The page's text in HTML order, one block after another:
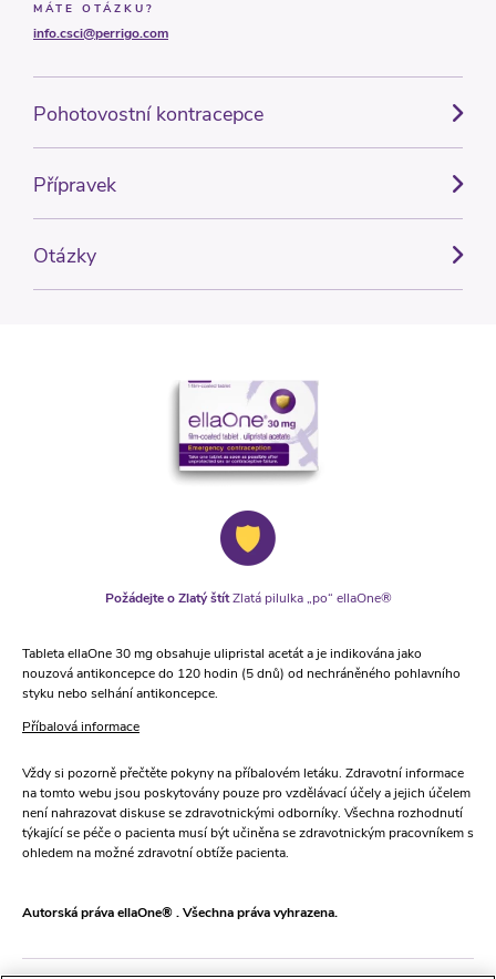
MÁTE OTÁZKU?
info.csci@perrigo.com
Pohotovostní kontracepce
Přípravek
Otázky
Požádejte o Zlatý štítZlatá pilulka „po“ ellaOne®
Tableta ellaOne 30 mg obsahuje ulipristal acetát a je indikována jako
nouzová antikoncepce do 120 hodin (5 dnů) od nechráněného pohlavního
styku nebo selhání antikoncepce.
Příbalová informace
Vždy si pozorně přečtěte pokyny na příbalovém letáku. Zdravotní informace
na tomto webu jsou poskytovány pouze pro vzdělávací účely a jejich účelem
není nahrazovat diskuse se zdravotnickými odborníky. Všechna rozhodnutí
týkající se péče o pacienta musí být učiněna se zdravotnickým pracovníkem s
ohledem na možné zdravotní obtíže pacienta.
Autorská práva ellaOne® . Všechna práva vyhrazena.